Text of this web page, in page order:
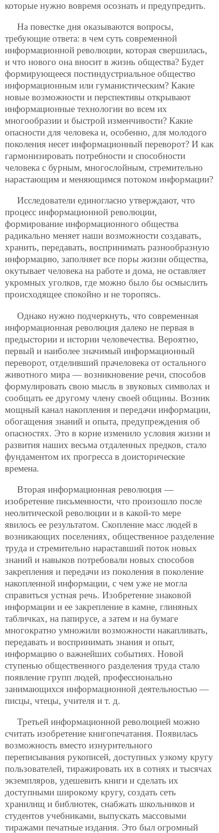
которые нужно вовремя осознать и предупредить.
На повестке дня оказываются вопросы,
требующие ответа: в чем суть современной
информационной революции, которая свершилась,
и что нового она вносит в жизнь общества? Будет
формирующееся постиндустриальное общество
информационным или гуманистическим? Какие
новые возможности и перспективы открывают
информационные технологии во всем их
многообразии и быстрой изменчивости? Какие
опасности для человека и, особенно, для молодого
поколения несет информационный переворот? И как
гармонизировать потребности и способности
человека с бурным, многослойным, стремительно
нарастающим и меняющимся потоком информации?
Исследователи единогласно утверждают, что
процесс информационной революции,
формирование информационного общества
радикально меняет наши возможности создавать,
хранить, передавать, воспринимать разнообразную
информацию, заполняет все поры жизни общества,
окутывает человека на работе и дома, не оставляет
укромных уголков, где можно было бы осмыслить
происходящее спокойно и не торопясь.
Однако нужно подчеркнуть, что современная
информационная революция далеко не первая в
предыстории и истории человечества. Вероятно,
первый и наиболее значимый информационный
переворот, отделивший прачеловека от остального
животного мира — возникновение речи, способов
формулировать свою мысль в звуковых символах и
сообщать ее другому члену своей общины. Возник
мощный канал накопления и передачи информации,
обогащения знаний и опыта, предупреждения об
опасностях. Это в корне изменило условия жизни и
развития наших весьма отдаленных предков, стало
фундаментом их прогресса в доисторические
времена.
Вторая информационная революция —
изобретение письменности, что произошло после
неолитической революции и в какой-то мере
явилось ее результатом. Скопление масс людей в
возникающих поселениях, общественное разделение
труда и стремительно нараставший поток новых
знаний и навыков потребовали новых способов
закрепления и передачи из поколения в поколение
накопленной информации, с чем уже не могла
справиться устная речь. Изобретение знаковой
информации и ее закрепление в камне, глиняных
табличках, на папирусе, а затем и на бумаге
многократно умножили возможности накапливать,
передавать и воспринимать знания и опыт,
информацию о важнейших событиях. Новой
ступенью общественного разделения труда стало
появление групп людей, профессионально
занимающихся информационной деятельностью —
писцы, чтецы, учителя и т. д.
Третьей информационной революцией можно
считать изобретение книгопечатания. Появилась
возможность вместо изнурительного
переписывания рукописей, доступных узкому кругу
пользователей, тиражировать их в сотнях и тысячах
экземпляров, удешевить книги и сделать их
доступными широкому кругу, создать сеть
хранилищ и библиотек, снабжать школьников и
студентов учебниками, выпускать массовыми
тиражами печатные издания. Это был огромный